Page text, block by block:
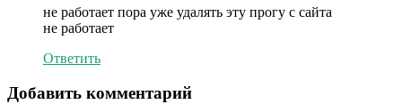
не работает пора уже удалять эту прогу с сайта
не работает
Ответить
Добавить комментарий